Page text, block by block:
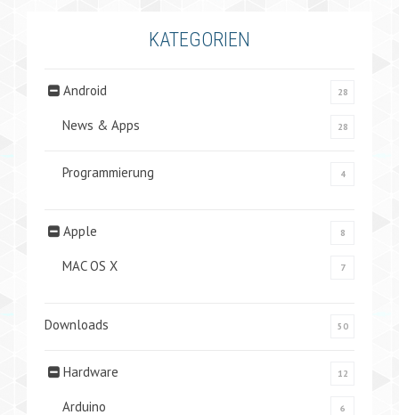
KATEGORIEN
Android 28
News & Apps 28
Programmierung 4
Apple 8
MAC OS X 7
Downloads 50
Hardware 12
Arduino 6